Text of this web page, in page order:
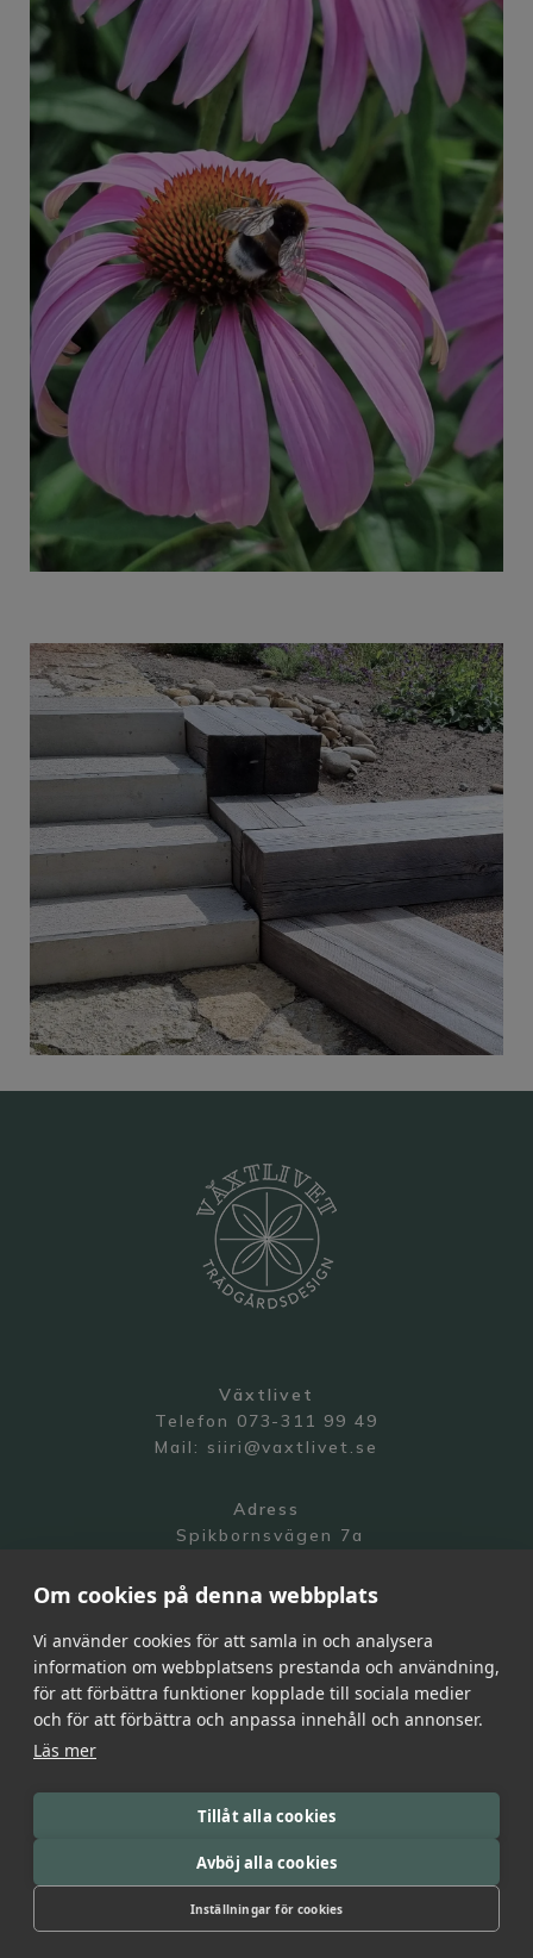
Växtlivet
Telefon 073-311 99 49
Mail: siiri@vaxtlivet.se
Adress
Spikbornsvägen 7a
Webdesign byBecc Design Studio
Om cookies på denna webbplats
Vi använder cookies för att samla in och analysera
information om webbplatsens prestanda och användning,
för att förbättra funktioner kopplade till sociala medier
och för att förbättra och anpassa innehåll och annonser.
Läs mer
Tillåt alla cookies
Avböj alla cookies
Inställningar för cookies